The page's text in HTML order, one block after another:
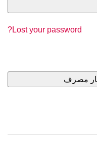
Lost your password?
مصرف